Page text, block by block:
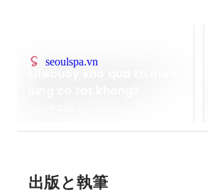
seoulspa.vn
出版と執筆